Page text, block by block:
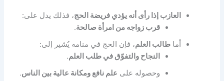
العازب إذا رأى أنه يؤدي فريضة الحج، فذلك يدل على:
قرب زواجه من امرأة صالحة.
أماطالب العلم، فإن الحج في منامه يُشير إلى:
النجاح والتفوّق في طلب العلم.
وحصوله على علم نافع ومكانة عالية بين الناس.